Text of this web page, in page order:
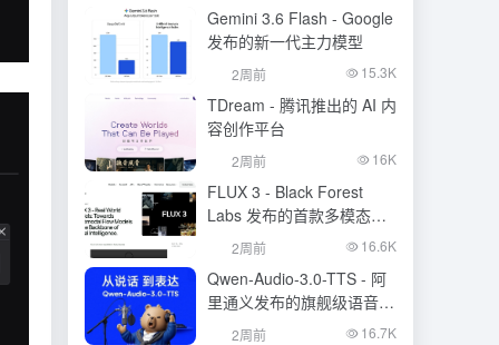
Gemini 3.6 Flash - Google
发布的新一代主力模型
2周前 15.3K
TDream - 腾讯推出的 AI 内
容创作平台
2周前 16K
FLUX 3 - Black Forest
Labs 发布的首款多模态基
础模型
2周前 16.6K
Qwen-Audio-3.0-TTS - 阿
里通义发布的旗舰级语音合
成大模型
2周前 16.7K